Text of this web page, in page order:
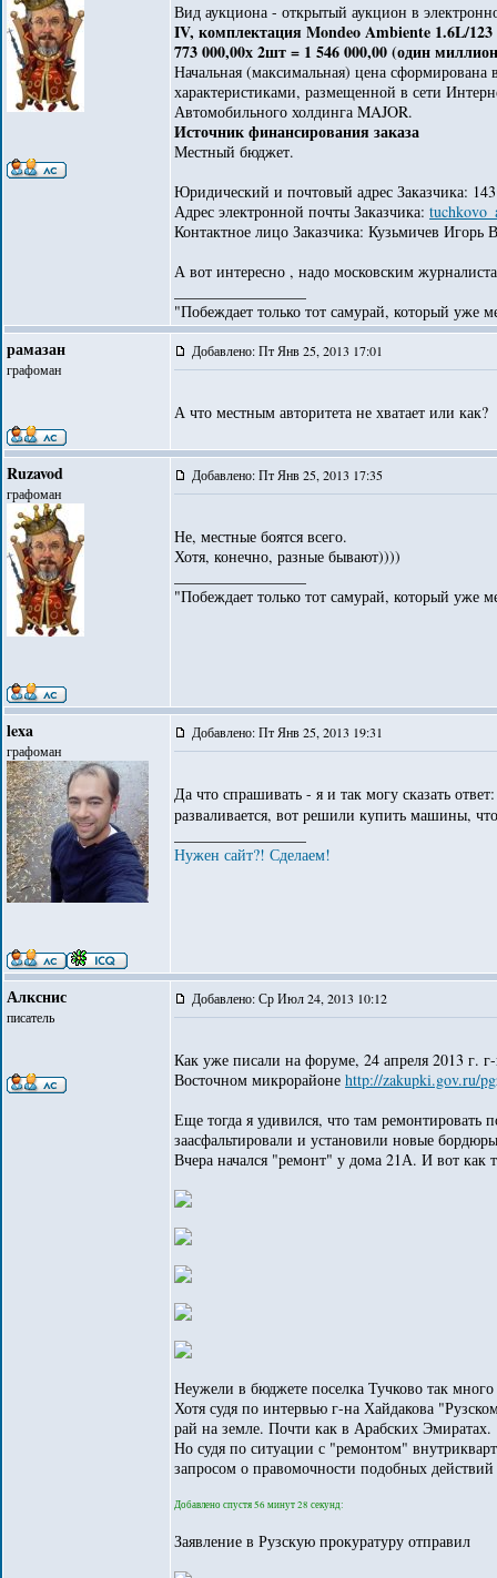
Вид аукциона - открытый аукцион в
IV, комплектация Mondeo Ambiente 1.6L/
773 000,00х 2шт = 1 546 000,00 (один
Начальная (максимальная) цена
характеристиками, размещенной в сети
Автомобильного холдинга MAJOR.
Источник финансирования заказа
Местный бюджет.
Юридический и почтовый адрес Заказчика:
Адрес электронной почты Заказчика:
Контактное лицо Заказчика: Кузьмичев Игорь
А вот интересно , надо московским
"Побеждает только тот самурай, который уже
рамазан
графоман
Добавлено: Пт Янв 25, 2013 17:01
А что местным авторитета не хватает или как?
Ruzavod
графоман
Добавлено: Пт Янв 25, 2013 17:35
Не, местные боятся всего.
Хотя, конечно, разные бывают))))
"Побеждает только тот самурай, который уже
lexa
графоман
Добавлено: Пт Янв 25, 2013 19:31
Да что спрашивать - я и так могу сказать
разваливается, вот решили купить машины,
Нужен сайт?! Сделаем!
Алкснис
писатель
Добавлено: Ср Июл 24, 2013 10:12
Как уже писали на форуме, 24 апреля 2013 г.
Восточном микрорайоне http://zakupki.gov.ru/
Еще тогда я удивился, что там
заасфальтировали и установили новые
Вчера начался "ремонт" у дома 21А. И вот как
Неужели в бюджете поселка Тучково так
Хотя судя по интервью г-на Хайдакова
рай на земле. Почти как в Арабских Эмиратах.
Но судя по ситуации с "ремонтом"
запросом о правомочности подобных
Добавлено спустя 56 минут 28 секунд:
Заявление в Рузскую прокуратуру отправил